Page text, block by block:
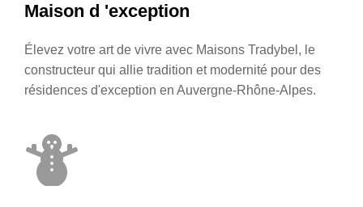
Maison d 'exception
Élevez votre art de vivre avec Maisons Tradybel, le
constructeur qui allie tradition et modernité pour des
résidences d'exception en Auvergne-Rhône-Alpes.